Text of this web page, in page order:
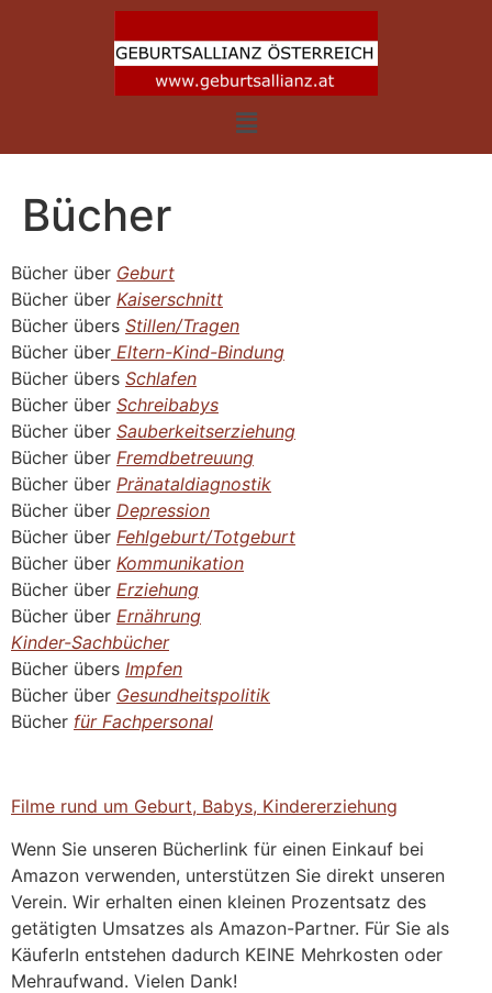
Bücher
Bücher über Geburt
Bücher über Kaiserschnitt
Bücher übers Stillen/Tragen
Bücher über Eltern-Kind-Bindung
Bücher übers Schlafen
Bücher über Schreibabys
Bücher über Sauberkeitserziehung
Bücher über Fremdbetreuung
Bücher über Pränataldiagnostik
Bücher über Depression
Bücher über Fehlgeburt/Totgeburt
Bücher über Kommunikation
Bücher über Erziehung
Bücher über Ernährung
Kinder-Sachbücher
Bücher übers Impfen
Bücher über Gesundheitspolitik
Bücher für Fachpersonal
Filme rund um Geburt, Babys, Kindererziehung
Wenn Sie unseren Bücherlink für einen Einkauf bei
Amazon verwenden, unterstützen Sie direkt unseren
Verein. Wir erhalten einen kleinen Prozentsatz des
getätigten Umsatzes als Amazon-Partner. Für Sie als
KäuferIn entstehen dadurch KEINE Mehrkosten oder
Mehraufwand. Vielen Dank!